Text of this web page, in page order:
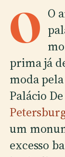
O O
prima já
moda
Palácio
um
excesso